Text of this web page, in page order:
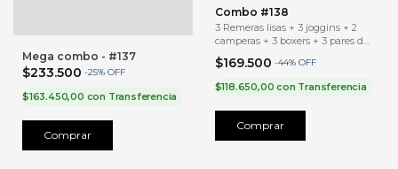
Mega combo - #137
$233.500 -25% OFF
$163.450,00 con Transferencia
Comprar
Combo #138
3 Remeras lisas + 3 joggins + 2
camperas + 3 boxers + 3 pares de
medias
$169.500 -44% OFF
$118.650,00con Transferencia
Comprar